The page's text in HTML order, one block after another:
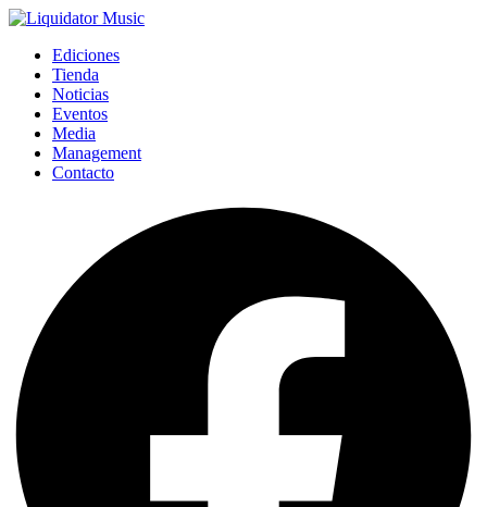
Ediciones
Tienda
Noticias
Eventos
Media
Management
Contacto